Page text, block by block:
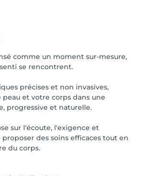
comme un moment sur-mesure,
se rencontrent.
précises et non invasives,
et votre corps dans une
progressive et naturelle.
sur l'écoute, l'exigence et
des soins efficaces tout en
du corps.